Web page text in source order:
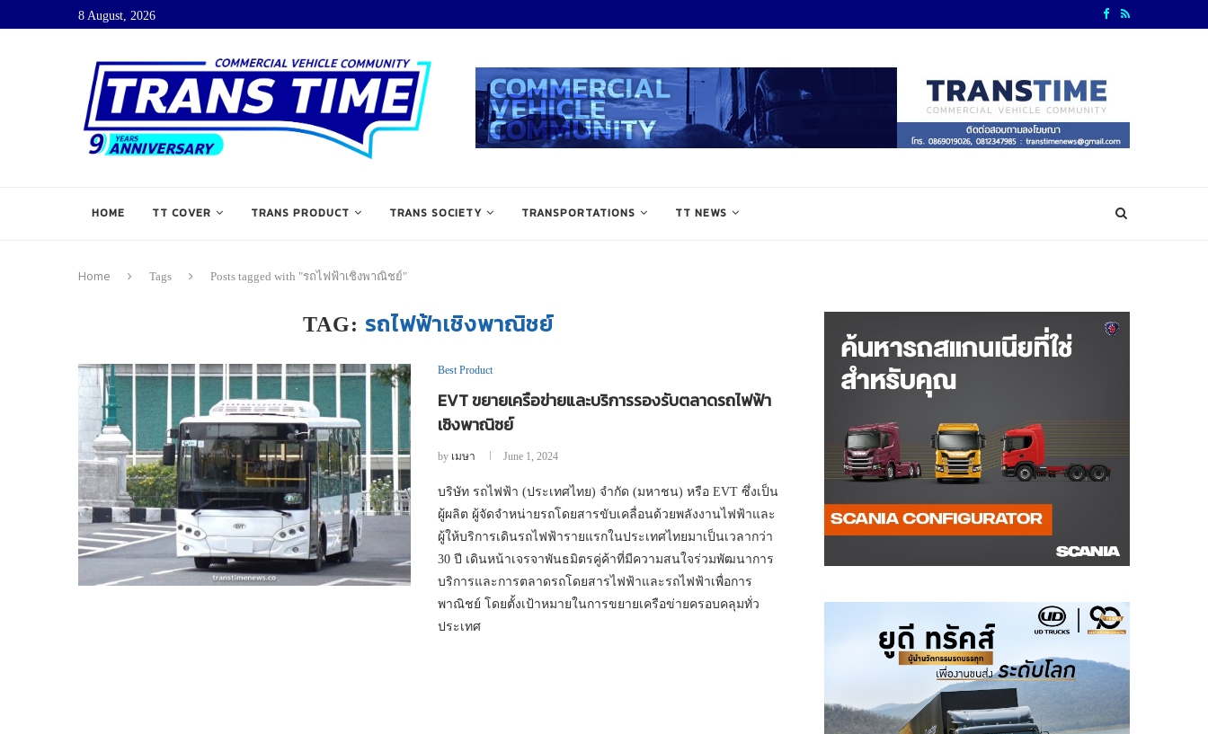
8 August, 2026
HOME TT COVER TRANS PRODUCT TRANS SOCIETY TRANSPORTATIONS TT NEWS
Home Tags Posts tagged with "รถไฟฟ้าเชิงพาณิชย์"
TAG: รถไฟฟ้าเชิงพาณิชย์
Best Product
EVT ขยายเครือข่ายและบริการรองรับตลาดรถไฟฟ้า
เชิงพาณิชย์
by เมษา June 1, 2024
บริษัท รถไฟฟ้า (ประเทศไทย) จำกัด (มหาชน) หรือ EVT ซึ่งเป็น
ผู้ผลิต ผู้จัดจำหน่ายรถโดยสารขับเคลื่อนด้วยพลังงานไฟฟ้าและ
ผู้ให้บริการเดินรถไฟฟ้ารายแรกในประเทศไทยมาเป็นเวลากว่า
30 ปี เดินหน้าเจรจาพันธมิตรคู่ค้าที่มีความสนใจร่วมพัฒนาการ
บริการและการตลาดรถโดยสารไฟฟ้าและรถไฟฟ้าเพื่อการ
พาณิชย์ โดยตั้งเป้าหมายในการขยายเครือข่ายครอบคลุมทั่ว
ประเทศ